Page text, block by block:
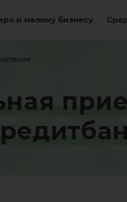
и малому бизнесу